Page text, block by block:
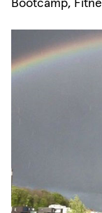
Bootcamp,